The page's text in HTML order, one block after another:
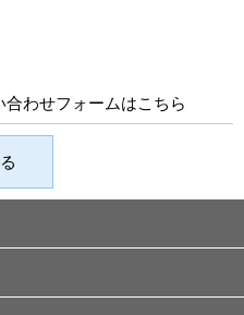
わせフォームはこちら